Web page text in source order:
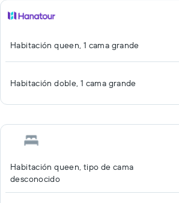
Habitación queen, 1 cama grande
Habitación doble, 1 cama grande
Habitación queen, tipo de cama
desconocido